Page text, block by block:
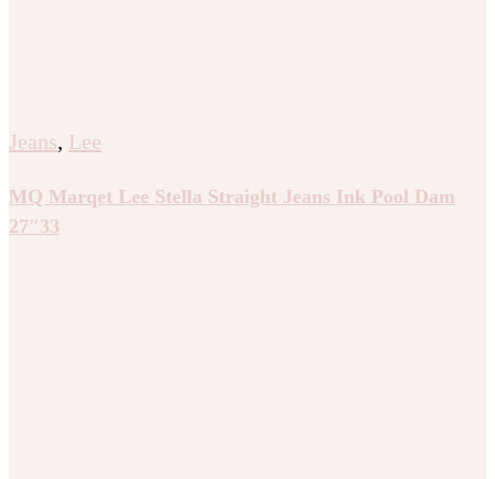
Jeans, Lee
MQ Marqet Lee Stella Straight Jeans Ink Pool Dam
27″33